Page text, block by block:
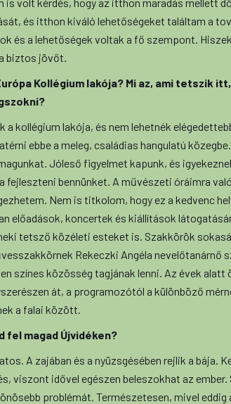
és itthon kiváló lehetőségeket találtam a
és a lehetőségek voltak a fő szempont.
biztos jövőt.
Kollégium lakója? Mi az, ami tetszik
a kollégium lakója, és nem lehetnék
ebbe a meleg, családias hangulatú
Jóleső figyelmet kapunk, és
fejleszteni bennünket. A művészeti óráimra
Nem is titkolom, hogy ez a kedvenc
előadások, koncertek és kiállítások
tetsző közéleti esteket is. Szakkörök
Rekeczki Angéla nevelőtanárnő
színes közösség tagjának lenni. Az évek
át, a programozótól a különböző
a falai között.
fel magad Újvidéken?
A zajában és a nyüzsgésében rejlik a bája.
viszont idővel egészen beleszokhat az ember.
problémát. Természetesen, mivel eddig